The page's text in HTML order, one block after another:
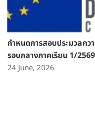
กำหนดการสอบประมวลค
รอบกลางภาคเรียน 1/2569
24 June, 2026